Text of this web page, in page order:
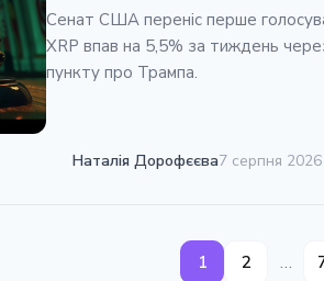
Сенат США переніс перше
XRP впав на 5,5% за тиждень
пункту про Трампа.
Наталія Дорофєєва7 серпня 2026
1 2 …